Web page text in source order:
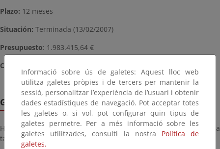
Plazo: 12 meses
Situación: Terminada (13/02/2007)
Presupuesto: 1.983.415,64 €
Coordenadas
Galería de imágenes
Haga click sobre la imagen para ver la galería del proyecto a
tamaño completo:
Informació sobre ús de galetes: Aquest lloc web
utilitza galetes pròpies i de tercers per mantenir la
sessió, personalitzar l’experiència de l’usuari i obtenir
dades estadístiques de navegació. Pot acceptar totes
les galetes o, si vol, pot configurar quin tipus de
galetes permetre. Per a més informació sobre les
galetes utilitzades, consulti la nostra Política de
galetes.